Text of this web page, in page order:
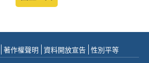
著作權聲明 資料開放宣告 性別平等